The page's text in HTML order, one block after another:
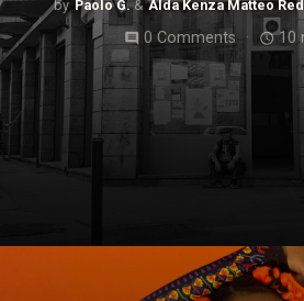
Paolo G. Alda Kenza Matteo
comment 0 Comments access_time10